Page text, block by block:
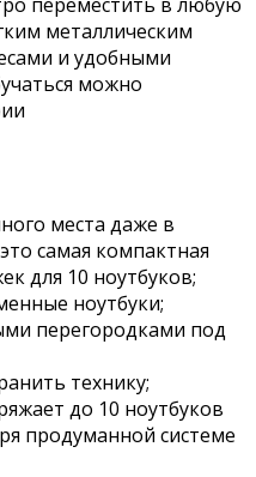
металлическим
и удобными
можно
места даже в
cамая компактная
для 10 ноутбуков;
ноутбуки;
перегородками под
технику;
до 10 ноутбуков
продуманной системе